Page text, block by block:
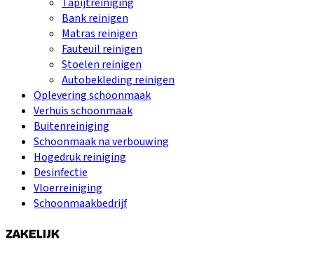
Bank reinigen
Matras reinigen
Fauteuil reinigen
Stoelen reinigen
Autobekleding reinigen
Oplevering schoonmaak
Verhuis schoonmaak
Buitenreiniging
Schoonmaak na verbouwing
Hogedruk reiniging
Desinfectie
Vloerreiniging
Schoonmaakbedrijf
ZAKELIJK